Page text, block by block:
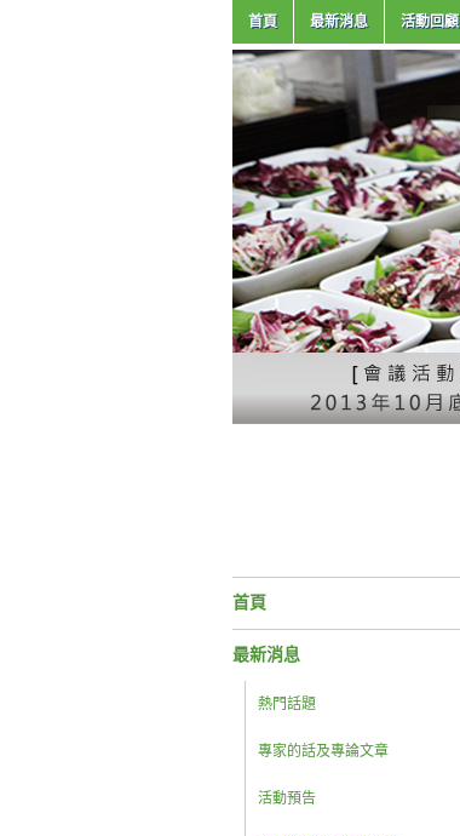
首頁 最新消息 活動回顧
首頁
最新消息
熱門話題
專家的話及專論文章
活動預告